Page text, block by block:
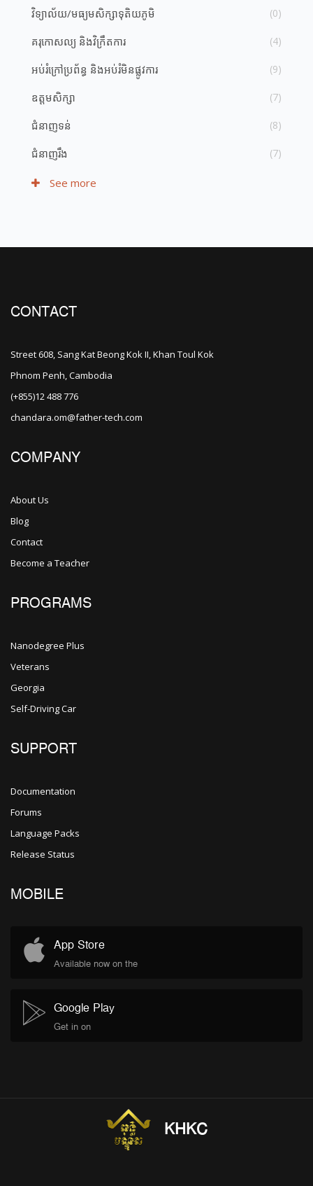
វិទ្យាល័យ​/​មធ្យម​សិក្សា​ទុតិយភូមិ (0)
គរុកោសល្យ និង​វិក្រឹតការ (4)
អប់រំ​ក្រៅ​ប្រព័ន្ធ និង​​អប់រំ​មិន​ផ្លូវ​ការ (9)
ឧត្តមសិក្សា (7)
ជំនាញ​ទន់ (8)
ជំនាញ​រឹង (7)
See more
CONTACT
Street 608, Sang Kat Beong Kok II, Khan Toul Kok
Phnom Penh, Cambodia
(+855)12 488 776
chandara.om@father-tech.com
COMPANY
About Us
Blog
Contact
Become a Teacher
PROGRAMS
Nanodegree Plus
Veterans
Georgia
Self-Driving Car
SUPPORT
Documentation
Forums
Language Packs
Release Status
MOBILE
App Store
Available now on the
Google Play
Get in on
KHKC